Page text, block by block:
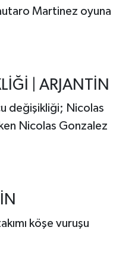
Martinez oyuna
| ARJANTİN
değişikliği; Nicolas
Nicolas Gonzalez
köşe vuruşu